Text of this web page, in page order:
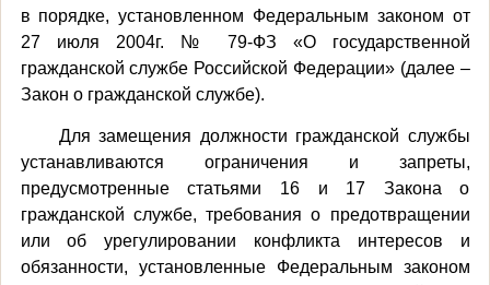
в порядке, установленном Федеральным законом от
27 июля 2004г. № 79-ФЗ «О государственной
гражданской службе Российской Федерации» (далее –
Закон о гражданской службе).
Для замещения должности гражданской службы
устанавливаются ограничения и запреты,
предусмотренные статьями 16 и 17 Закона о
гражданской службе, требования о предотвращении
или об урегулировании конфликта интересов и
обязанности, установленные Федеральным законом